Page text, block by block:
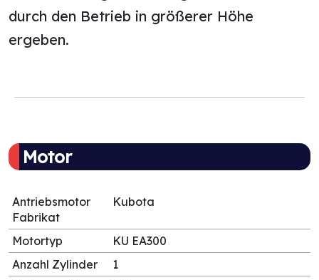
durch den Betrieb in größerer Höhe
ergeben.
Motor
Antriebsmotor
Fabrikat
Kubota
Motortyp
KU EA300
Anzahl Zylinder
1